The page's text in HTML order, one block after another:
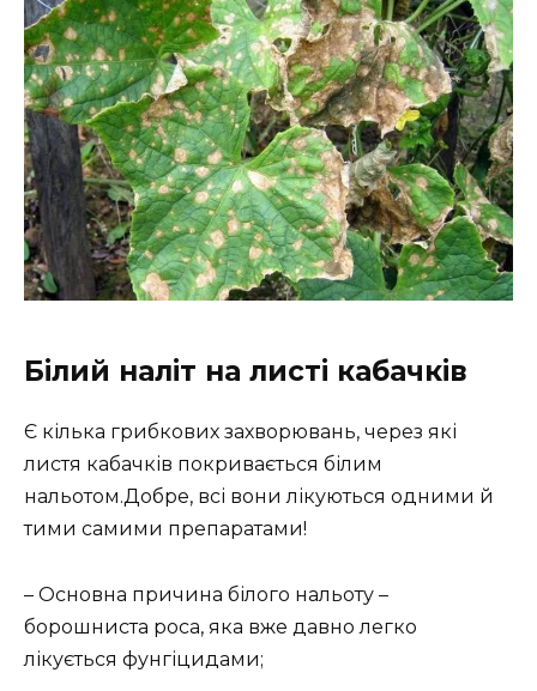
Білий наліт на листі кабачків
Є кілька грибкових захворювань, через які
листя кабачків покривається білим
нальотом.Добре, всі вони лікуються одними й
тими самими препаратами!
– Основна причина білого нальоту –
борошниста роса, яка вже давно легко
лікується фунгіцидами;